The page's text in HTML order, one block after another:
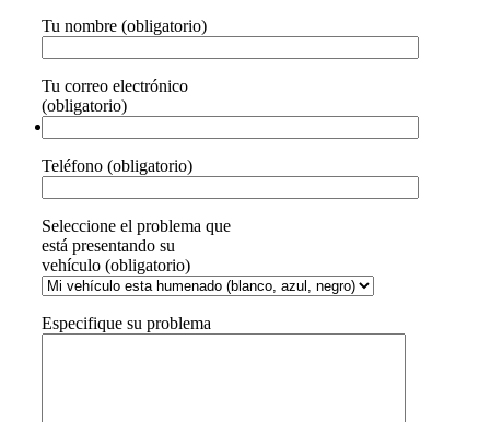
Tu nombre (obligatorio)
Tu correo electrónico
(obligatorio)
Teléfono (obligatorio)
Seleccione el problema que
está presentando su
vehículo (obligatorio)
Especifique su problema